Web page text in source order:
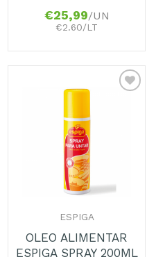
€25,99/UN
€2.60/LT
ESPIGA
OLEO ALIMENTAR
ESPIGA SPRAY 200ML